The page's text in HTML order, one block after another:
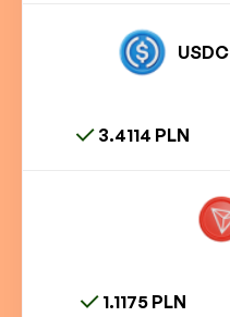
USDC
3.4114 PLN
1.1175 PLN